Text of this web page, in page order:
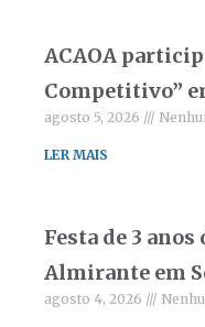
ACAOA
Competitivo”
agosto 5, 2026
LER MAIS
Festa de 3
Almirante em
agosto 4, 2026